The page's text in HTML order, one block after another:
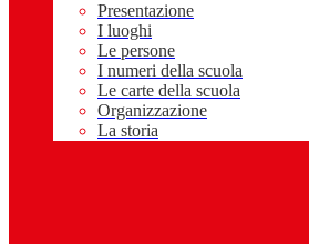
Presentazione
I luoghi
Le persone
I numeri della scuola
Le carte della scuola
Organizzazione
La storia